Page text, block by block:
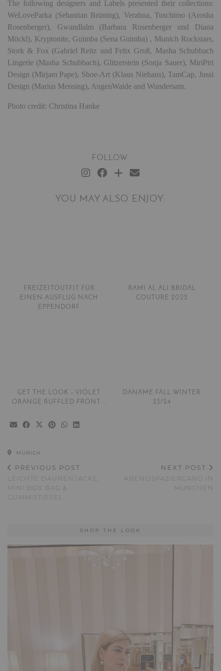
The following designers and Labels presented their collections:
WeLoveParka (Sebastian Brüning), Verabua, Tuschimo (Arosha
Rosenberger), Gwandlalm (Barbara Rosenberger und Diana
Möckl), Kryptonite, Guimba (Sena Guimba) , Munich Rockstars,
Stork & Fox (Gabriel Reitz und Felix Groß, Masha Schubbach
Lingerie (Masha Schubbach), Glitzerstein (Sonja Sauer), MiriPiri
Design (Mirjam Pape), Shoe-Art (Klaus Niehaus), TamCap, Jussi
Design (Marius Mensing), AugenWaide and Wundersam.
Photo credit: Christina Hanke
FOLLOW:
YOU MAY ALSO ENJOY:
FREIZEITOUTFIT FÜR
EINEN AUSFLUG NACH
EPPENDORF
RAMI AL ALI BRIDAL
COUTURE 2022
GET THE LOOK – VIOLET
ORANGE RUFFLED FRONT …
DANAME FALL WINTER
23/24
MUNICH
PREVIOUS POST
LEICHTE DAUNENJACKE,
MINI BOX BAG &
GUMMISTIEFEL
NEXT POST
ABENDSPAZIERGANG IN
MÜNCHEN
SHOP THE LOOK